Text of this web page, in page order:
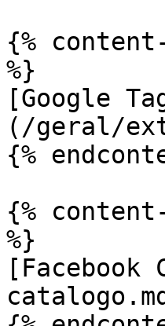
{%
%}
[Google
(/geral/
{%
{%
%}